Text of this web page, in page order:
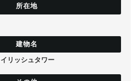
リッシュタワー